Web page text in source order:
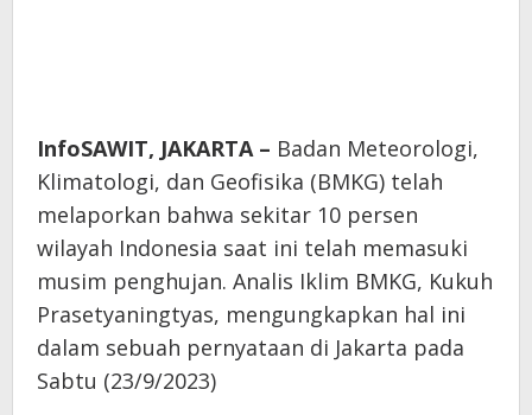
InfoSAWIT, JAKARTA – Badan Meteorologi,
Klimatologi, dan Geofisika (BMKG) telah
melaporkan bahwa sekitar 10 persen
wilayah Indonesia saat ini telah memasuki
musim penghujan. Analis Iklim BMKG, Kukuh
Prasetyaningtyas, mengungkapkan hal ini
dalam sebuah pernyataan di Jakarta pada
Sabtu (23/9/2023)